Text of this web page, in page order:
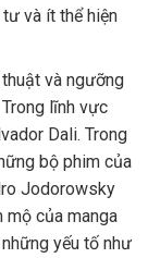
và ít thể hiện
và ngưỡng
lĩnh vực
Dali. Trong
bộ phim của
Jodorowsky
mộ của manga
yếu tố như